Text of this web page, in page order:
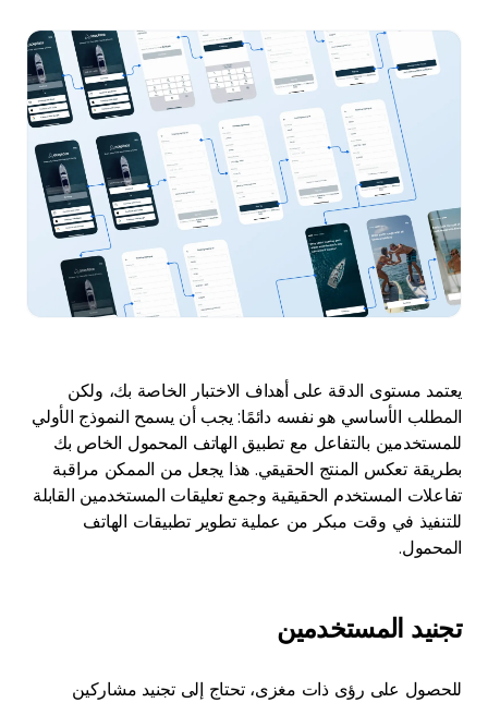
يعتمد مستوى الدقة على أهداف الاختبار الخاصة بك، ولكن
المطلب الأساسي هو نفسه دائمًا: يجب أن يسمح النموذج الأولي
للمستخدمين بالتفاعل مع تطبيق الهاتف المحمول الخاص بك
بطريقة تعكس المنتج الحقيقي. هذا يجعل من الممكن مراقبة
تفاعلات المستخدم الحقيقية وجمع تعليقات المستخدمين القابلة
للتنفيذ في وقت مبكر من عملية تطوير تطبيقات الهاتف
المحمول.
تجنيد المستخدمين
للحصول على رؤى ذات مغزى، تحتاج إلى تجنيد مشاركين